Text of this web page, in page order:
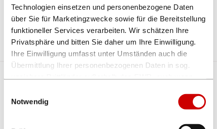
Technologien einsetzen und personenbezogene Daten
über Sie für Marketingzwecke sowie für die Bereitstellung
funktioneller Services verarbeiten. Wir schätzen Ihre
Privatsphäre und bitten Sie daher um Ihre Einwilligung.
Ihre Einwilligung umfasst unter Umständen auch die
Übermittlung Ihrer personenbezogenen Daten in sog.
Datenschutzniveau gewährleistet ist. Es besteht u.a. das
Risiko, dass dortige Behörden auf die verarbeiteten
Notwendig
Brauhaus-Quiz | 6. Runde
Mehr erfahren